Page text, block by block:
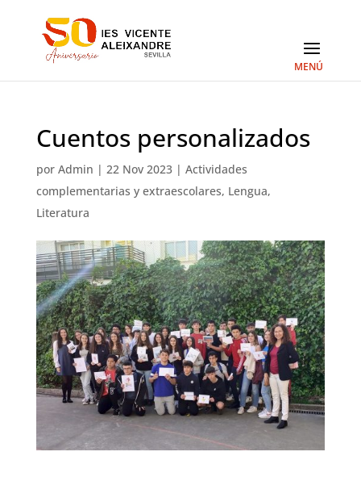
Cuentos personalizados
por Admin | 22 Nov 2023| Actividades
complementarias y extraescolares, Lengua,
Literatura